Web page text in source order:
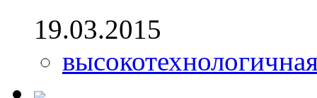
19.03.2015